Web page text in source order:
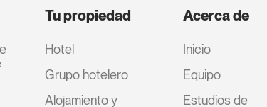
Tu propiedad
Hotel
Grupo hotelero
Alojamiento y
Acerca de
Inicio
Equipo
Estudios de